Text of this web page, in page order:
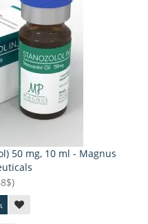
50 mg, 10 ml - Magnus